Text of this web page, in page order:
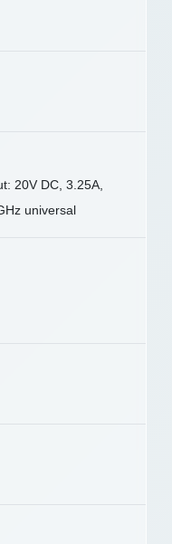
20V DC, 3.25A,
universal